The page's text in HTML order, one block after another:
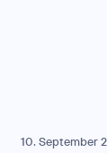
10. September